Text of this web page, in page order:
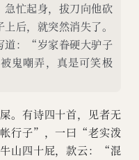
急忙起身，拔刀向他砍
后，就突然消失了。
道：“岁家眷硬大驴子
鬼嘲弄，真是可笑极
。有诗四十首，见者无
行子”，一曰“老实泼
山四十屁，款云：“混